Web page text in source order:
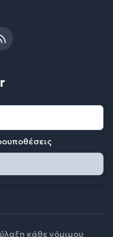
RSS
κάθε νόμιμου